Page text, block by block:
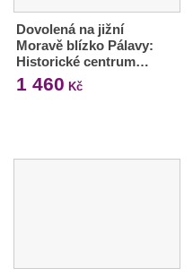
Dovolená na jižní
Moravě blízko Pálavy:
Historické centrum…
1 460 Kč